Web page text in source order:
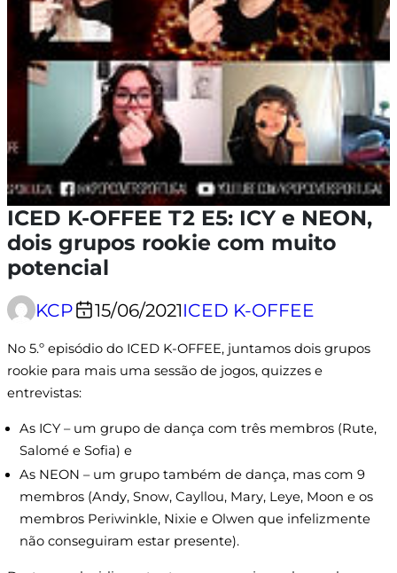
ICED K-OFFEE T2 E5: ICY e NEON,
dois grupos rookie com muito
potencial
KCP 15/06/2021ICED K-OFFEE
No 5.º episódio do ICED K-OFFEE, juntamos dois grupos
rookie para mais uma sessão de jogos, quizzes e
entrevistas:
As ICY – um grupo de dança com três membros (Rute,
Salomé e Sofia) e
As NEON – um grupo também de dança, mas com 9
membros (Andy, Snow, Cayllou, Mary, Leye, Moon e os
membros Periwinkle, Nixie e Olwen que infelizmente
não conseguiram estar presente).